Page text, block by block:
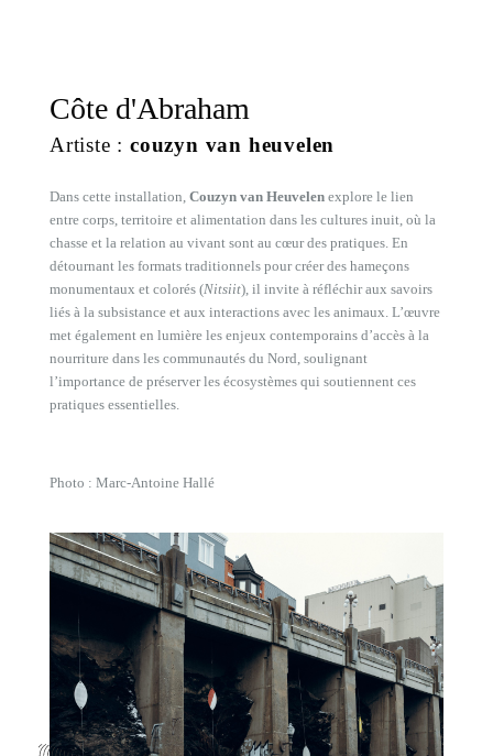
Côte d'Abraham
Artiste : couzyn van heuvelen
Dans cette installation, Couzyn van Heuvelen explore le lien
entre corps, territoire et alimentation dans les cultures inuit, où la
chasse et la relation au vivant sont au cœur des pratiques. En
détournant les formats traditionnels pour créer des hameçons
monumentaux et colorés (Nitsiit), il invite à réfléchir aux savoirs
liés à la subsistance et aux interactions avec les animaux. L’œuvre
met également en lumière les enjeux contemporains d’accès à la
nourriture dans les communautés du Nord, soulignant
l’importance de préserver les écosystèmes qui soutiennent ces
pratiques essentielles.
Photo : Marc-Antoine Hallé